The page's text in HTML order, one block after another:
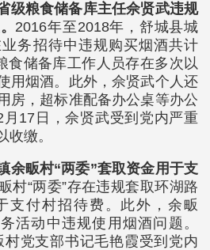
级粮食储备库主任佘贤武违规
2016年至2018年，舒城县城
务招待中违规购买烟酒共计
食储备库工作人员存在多次以
用烟酒。此外，佘贤武个人还
房，超标准配备办公桌等办公
17日，佘贤武受到党内严重
收缴。
余畈村“两委”套取资金用于支
村“两委”存在违规套取环湖路
支付村招待费。此外，余畈
活动中违规使用烟酒问题。
党支部书记毛艳霞受到党内